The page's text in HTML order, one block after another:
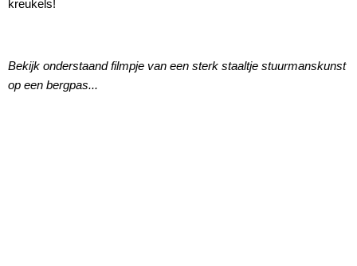
kreukels!
Bekijk onderstaand filmpje van een sterk staaltje stuurmanskunst
op een bergpas...